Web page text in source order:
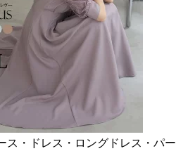
ス・ドレス・ロングドレス・パー